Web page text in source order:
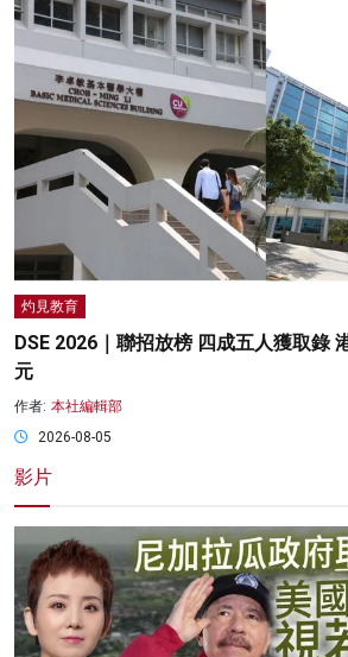
灼見教育
DSE 2026｜聯招放榜 四成五人獲取錄
元
作者: 本社編輯部
2026-08-05
影片